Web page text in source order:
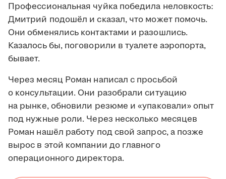
Профессиональная чуйка победила неловкость:
Дмитрий подошёл и сказал, что может помочь.
Они обменялись контактами и разошлись.
Казалось бы, поговорили в туалете аэропорта,
бывает.
Через месяц Роман написал с просьбой
о консультации. Они разобрали ситуацию
на рынке, обновили резюме и «упаковали» опыт
под нужные роли. Через несколько месяцев
Роман нашёл работу под свой запрос, а позже
вырос в этой компании до главного
операционного директора.